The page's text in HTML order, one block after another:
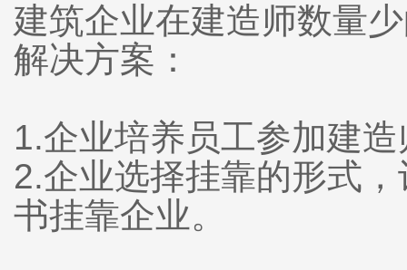
建筑企业在建造师数量
解决方案：
1.企业培养员工参加建
2.企业选择挂靠的形式
书挂靠企业。